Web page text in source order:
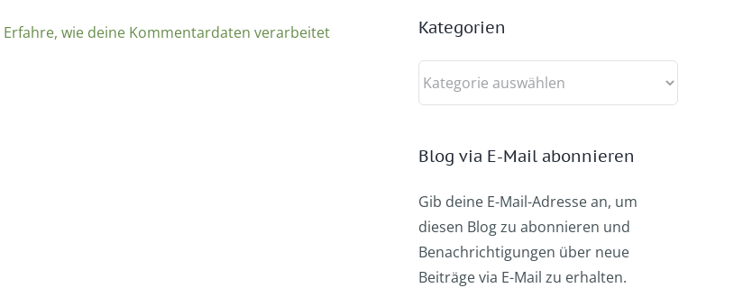
Erfahre, wie deine Kommentardaten verarbeitet
Kategorien
Kategorien
Blog via E-Mail abonnieren
Gib deine E-Mail-Adresse an, um
diesen Blog zu abonnieren und
Benachrichtigungen über neue
Beiträge via E-Mail zu erhalten.